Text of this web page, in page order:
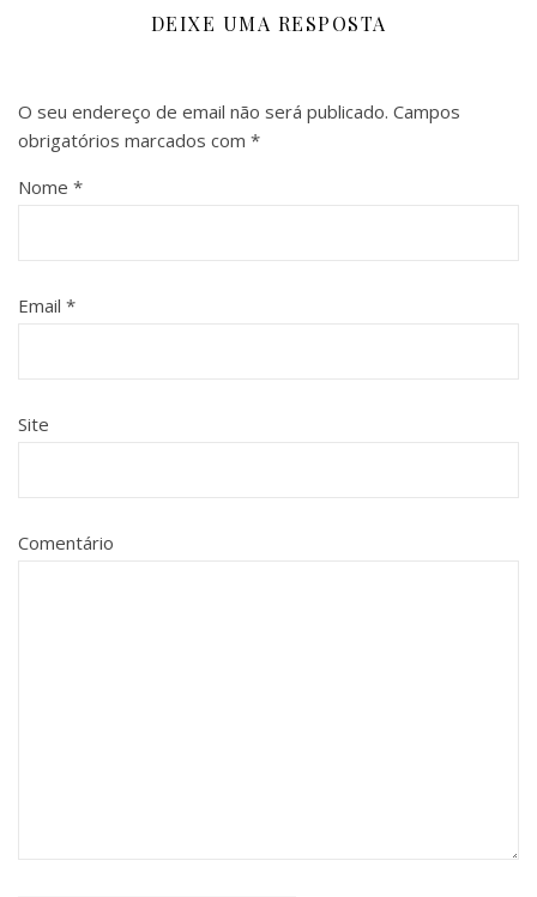
DEIXE UMA RESPOSTA
O seu endereço de email não será publicado. Campos
obrigatórios marcados com *
Nome *
Email *
Site
Comentário